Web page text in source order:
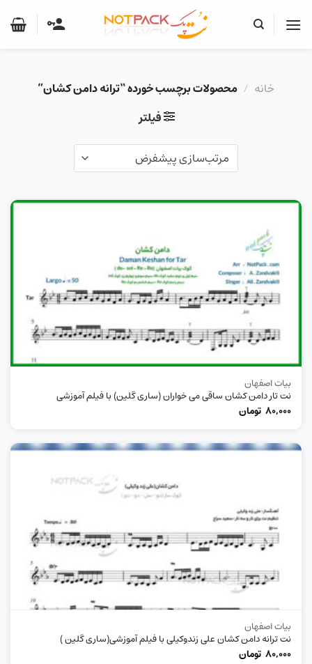
خانه / محصولات برچسب خورده “ترانه دامن کشان”
فیلتر
بیات اصفهان
نت تار دامن کشان ساقی می خواران (ساری گلین) با فیلم آموزشی
80,000 تومان
بیات اصفهان
نت ترانه دامن کشان علی زندوکیلی با فیلم آموزشی(ساری گلین )
80,000 تومان